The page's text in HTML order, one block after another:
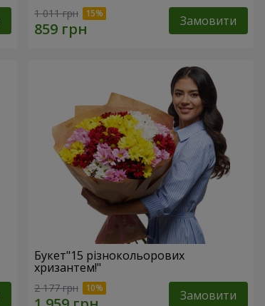
1 011 грн Замовити
Букет"15 різнокольорових
хризантем!"
2 177 грн Замовити